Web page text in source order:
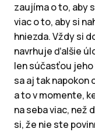
zaujíma o to, aby
viac o to, aby si
hniezda. Vždy si
navrhuje ďalšie
len súčasťou
sa aj tak napokon
a to v momente,
na seba viac, než
si, že nie ste